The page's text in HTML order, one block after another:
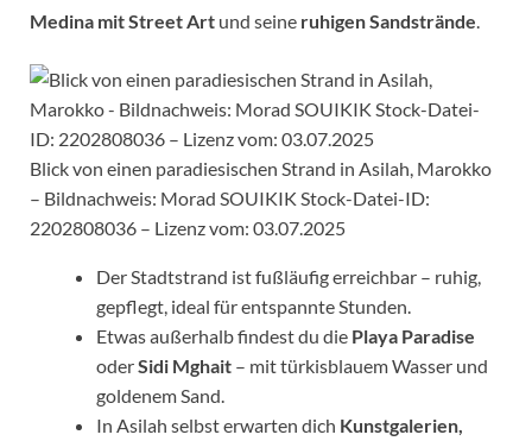
Medina mit Street Art und seine ruhigen Sandstrände
Blick von einen paradiesischen Strand in Asilah, Marokko
– Bildnachweis: Morad SOUIKIK Stock-Datei-ID:
2202808036 – Lizenz vom: 03.07.2025
Der Stadtstrand ist fußläufig erreichbar – ruhig,
gepflegt, ideal für entspannte Stunden.
Etwas außerhalb findest du die Playa Paradise
oderSidi Mghait – mit türkisblauem Wasser und
goldenem Sand.
In Asilah selbst erwarten dich Kunstgalerien,